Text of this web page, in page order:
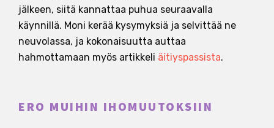
jälkeen, siitä kannattaa puhua seuraavalla
käynnillä. Moni kerää kysymyksiä ja selvittää ne
neuvolassa, ja kokonaisuutta auttaa
hahmottamaan myös artikkeli äitiyspassista.
ERO MUIHIN IHOMUUTOKSIIN